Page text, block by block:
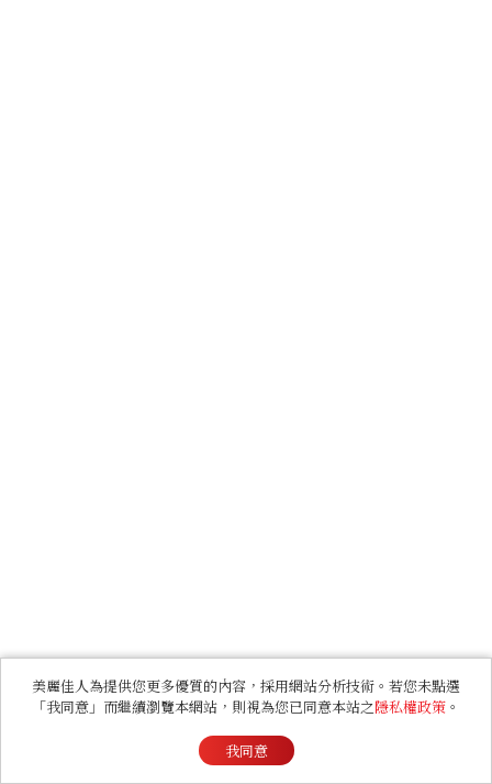
美麗佳人為提供您更多優質的內容，採用網站分析技術。若您未點選
「我同意」而繼續瀏覽本網站，則視為您已同意本站之隱私權政策 。
我同意